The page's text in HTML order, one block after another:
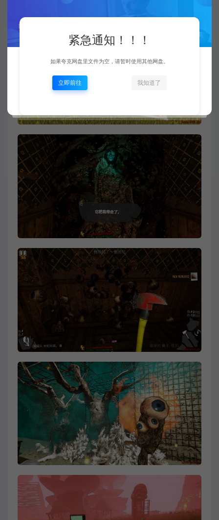
紧急通知！！！
如果夸克网盘里文件为空，请暂时使用其他网盘。
立即前往 我知道了